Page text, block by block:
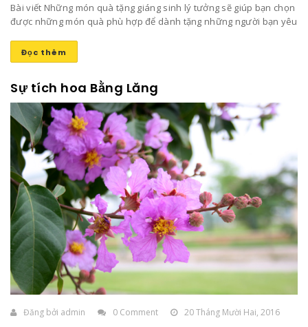
Bài viết Những món quà tặng giáng sinh lý tưởng sẽ giúp bạn chọn
được những món quà phù hợp để dành tặng những người bạn yêu
này nhé!
Đọc thêm
Sự tích hoa Bằng Lăng
Đăng bởi admin 0 Comment 20 Tháng Mười Hai, 2016